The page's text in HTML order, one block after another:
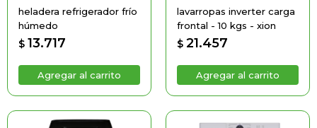
heladera refrigerador frío
húmedo
$ 13.717
lavarropas inverter carga
frontal - 10 kgs - xion
$ 21.457